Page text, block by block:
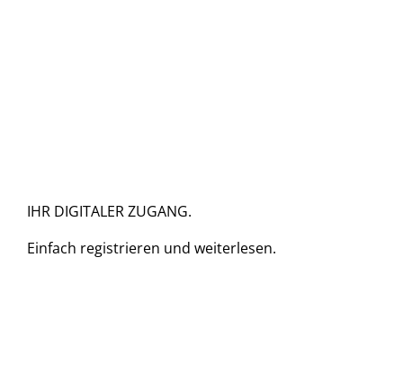
IHR DIGITALER ZUGANG.
Einfach registrieren und weiterlesen.